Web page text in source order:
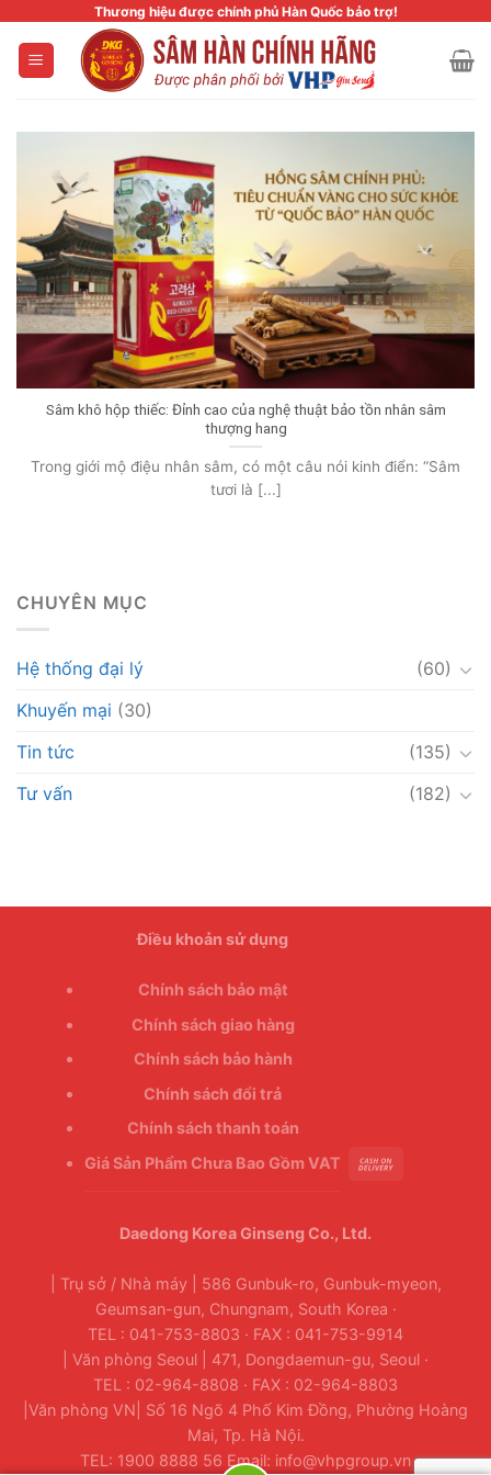
content
Thương hiệu được chính phủ Hàn Quốc bảo trợ!
Sâm khô hộp thiếc: Đỉnh cao của nghệ thuật bảo tồn nhân sâm
thượng hang
Trong giới mộ điệu nhân sâm, có một câu nói kinh điển: “Sâm
tươi là [...]
CHUYÊN MỤC
Hệ thống đại lý
(60)
Khuyến mại (30)
Tin tức
(135)
Tư vấn
(182)
Điều khoản sử dụng
Chính sách bảo mật
Chính sách giao hàng
Chính sách bảo hành
Chính sách đổi trả
Chính sách thanh toán
Giá Sản Phẩm Chưa Bao Gồm VAT
Daedong Korea Ginseng Co., Ltd.
| Trụ sở / Nhà máy | 586 Gunbuk-ro, Gunbuk-myeon,
Geumsan-gun, Chungnam, South Korea ·
TEL : 041-753-8803 · FAX : 041-753-9914
| Văn phòng Seoul | 471, Dongdaemun-gu, Seoul ·
TEL : 02-964-8808 · FAX : 02-964-8803
|Văn phòng VN| Số 16 Ngõ 4 Phố Kim Đồng, Phường Hoàng
Mai, Tp. Hà Nội.
TEL: 1900 8888 56 Email: info@vhpgroup.vn